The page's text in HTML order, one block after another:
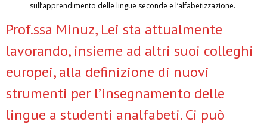
sull’apprendimento delle lingue seconde e l’alfabetizzazione.
Prof.ssa Minuz, Lei sta attualmente
lavorando, insieme ad altri suoi colleghi
europei, alla definizione di nuovi
strumenti per l’insegnamento delle
lingue a studenti analfabeti. Ci può